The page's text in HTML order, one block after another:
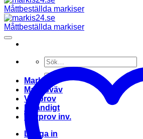
Sök
efter:
Markis
Markisväv
Vävprov
Invändigt
Vävprov inv.
Logga in